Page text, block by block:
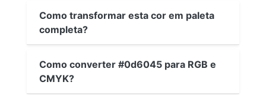
Como transformar esta cor em paleta
completa?
Como converter #0d6045 para RGB e
CMYK?